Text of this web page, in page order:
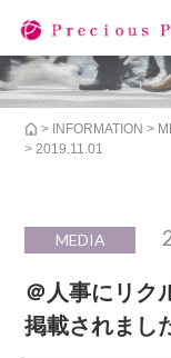
> INFORMATION >
> 2019.11.01
MEDIA
＠人事にリク
掲載されまし